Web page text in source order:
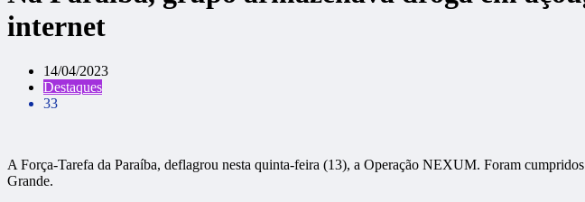
internet
14/04/2023
Destaques
33
A Força-Tarefa da Paraíba, deflagrou nesta quinta-feira (13), a Operação NEXUM. Foram
Grande.